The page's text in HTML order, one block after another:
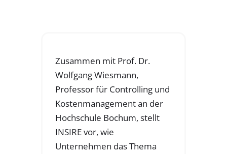
Zusammen mit Prof. Dr.
Wolfgang Wiesmann,
Professor für Controlling und
Kostenmanagement an der
Hochschule Bochum, stellt
INSIRE vor, wie
Unternehmen das Thema